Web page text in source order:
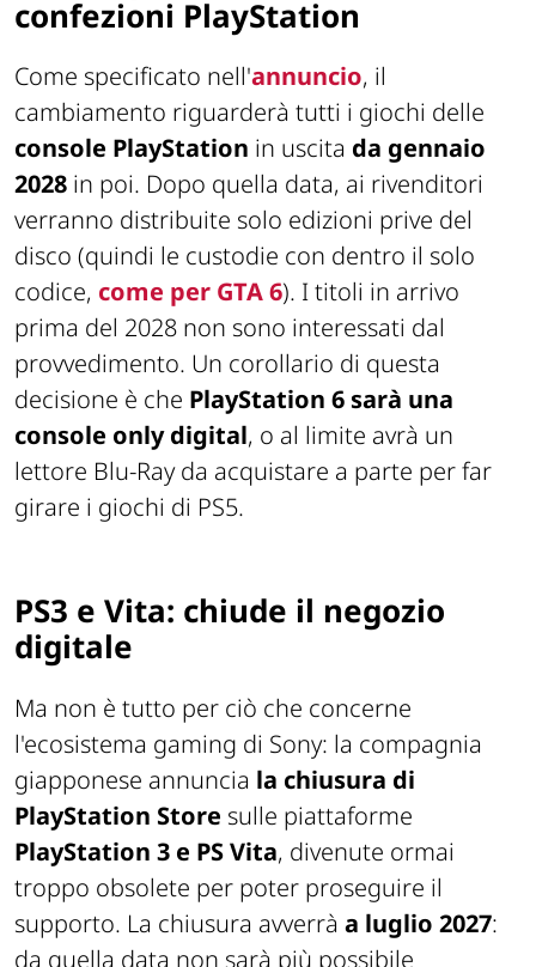
confezioni PlayStation
Come specificato nell'annuncio, il
cambiamento riguarderà tutti i giochi delle
console PlayStation in uscita da gennaio
2028 in poi. Dopo quella data, ai rivenditori
verranno distribuite solo edizioni prive del
disco (quindi le custodie con dentro il solo
codice, come per GTA 6). I titoli in arrivo
prima del 2028 non sono interessati dal
provvedimento. Un corollario di questa
decisione è che PlayStation 6 sarà una
console only digital, o al limite avrà un
lettore Blu-Ray da acquistare a parte per far
girare i giochi di PS5.
PS3 e Vita: chiude il negozio
digitale
Ma non è tutto per ciò che concerne
l'ecosistema gaming di Sony: la compagnia
giapponese annuncia la chiusura di
PlayStation Store sulle piattaforme
PlayStation 3 e PS Vita, divenute ormai
troppo obsolete per poter proseguire il
supporto. La chiusura avverrà a luglio 2027:
da quella data non sarà più possibile